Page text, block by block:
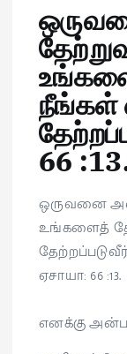
நீங்கள்
66
ஒருவனை
உங்களைத்
ஏசாயா: 66 :13.
எனக்கு